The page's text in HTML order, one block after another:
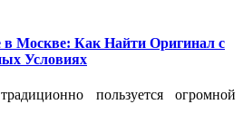
в Москве: Как Найти Оригинал с
Условиях
пользуется огромной